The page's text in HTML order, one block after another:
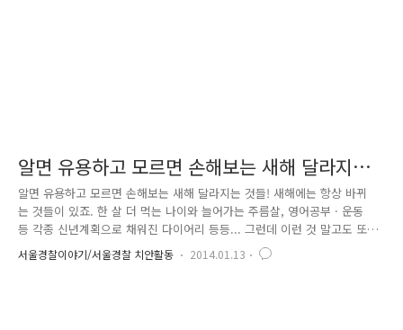
알면 유용하고 모르면 손해보는 새해 달라지는
것들!
알면 유용하고 모르면 손해보는 새해 달라지는 것들! 새해에는 항상 바뀌
는 것들이 있죠. 한 살 더 먹는 나이와 늘어가는 주름살, 영어공부 · 운동
등 각종 신년계획으로 채워진 다이어리 등등... 그런데 이런 것 말고도 또
바뀌는 것이 있습니다. 각종 법률과 제도들인데요. 알면 유용하고 모르면
손해 보는 '2014년 새해 달라지는 것들!' 뭔지 궁금하신가요? 궁금하면 따
서울경찰이야기/서울경찰 치안활동 2014.01.13